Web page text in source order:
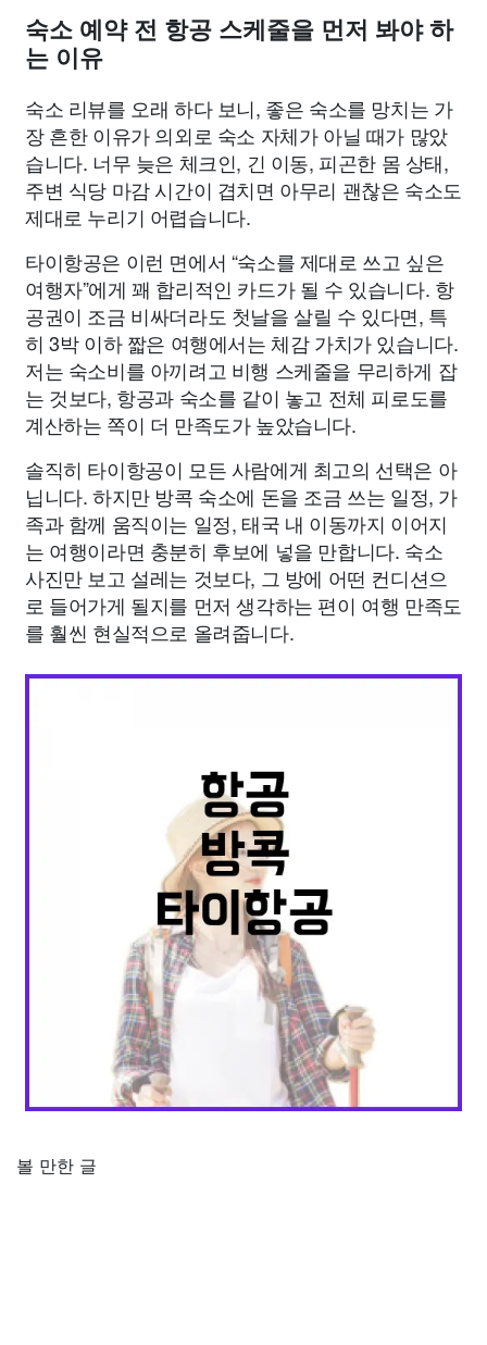
숙소 예약 전 항공 스케줄을 먼저 봐야 하
는 이유
숙소 리뷰를 오래 하다 보니, 좋은 숙소를 망치는 가
장 흔한 이유가 의외로 숙소 자체가 아닐 때가 많았
습니다. 너무 늦은 체크인, 긴 이동, 피곤한 몸 상태,
주변 식당 마감 시간이 겹치면 아무리 괜찮은 숙소도
제대로 누리기 어렵습니다.
타이항공은 이런 면에서 “숙소를 제대로 쓰고 싶은
여행자”에게 꽤 합리적인 카드가 될 수 있습니다. 항
공권이 조금 비싸더라도 첫날을 살릴 수 있다면, 특
히 3박 이하 짧은 여행에서는 체감 가치가 있습니다.
저는 숙소비를 아끼려고 비행 스케줄을 무리하게 잡
는 것보다, 항공과 숙소를 같이 놓고 전체 피로도를
계산하는 쪽이 더 만족도가 높았습니다.
솔직히 타이항공이 모든 사람에게 최고의 선택은 아
닙니다. 하지만 방콕 숙소에 돈을 조금 쓰는 일정, 가
족과 함께 움직이는 일정, 태국 내 이동까지 이어지
는 여행이라면 충분히 후보에 넣을 만합니다. 숙소
사진만 보고 설레는 것보다, 그 방에 어떤 컨디션으
로 들어가게 될지를 먼저 생각하는 편이 여행 만족도
를 훨씬 현실적으로 올려줍니다.
볼 만한 글